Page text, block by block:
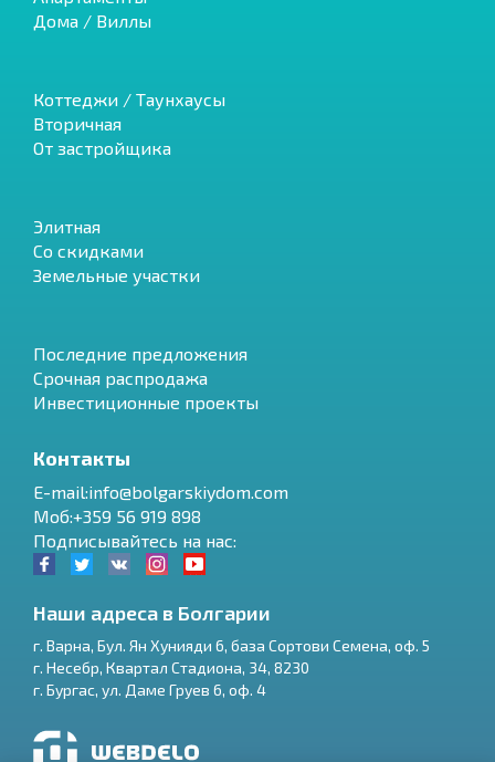
Дома / Виллы
Коттеджи / Таунхаусы
Вторичная
От застройщика
Элитная
Со скидками
Земельные участки
Последние предложения
Срочная распродажа
Инвестиционные проекты
Контакты
E-mail:info@bolgarskiydom.com
Моб:+359 56 919 898
Подписывайтесь на нас:
Наши адреса в Болгарии
г. Варна, Бул. Ян Хунияди 6, база Сортови Семена, оф. 5
г. Несебр, Квартал Стадиона, 34, 8230
г. Бургас, ул. Даме Груев 6, оф. 4